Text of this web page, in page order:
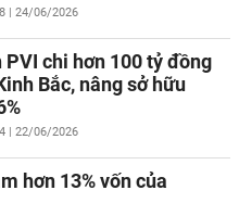
| 24/06/2026
PVI chi hơn 100 tỷ đồng
Bắc, nâng sở hữu
| 22/06/2026
hơn 13% vốn của